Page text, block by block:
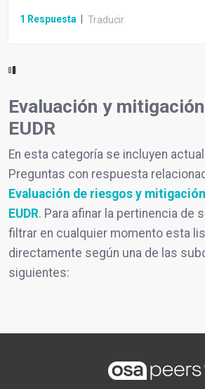
1 Respuesta Traducir
Evaluación y
EUDR
En esta categoría se incluyen
Preguntas con respuesta
Evaluación de riesgos y
EUDR. Para afinar la pertinencia de
filtrar en cualquier momento esta
directamente según una de las
siguientes: